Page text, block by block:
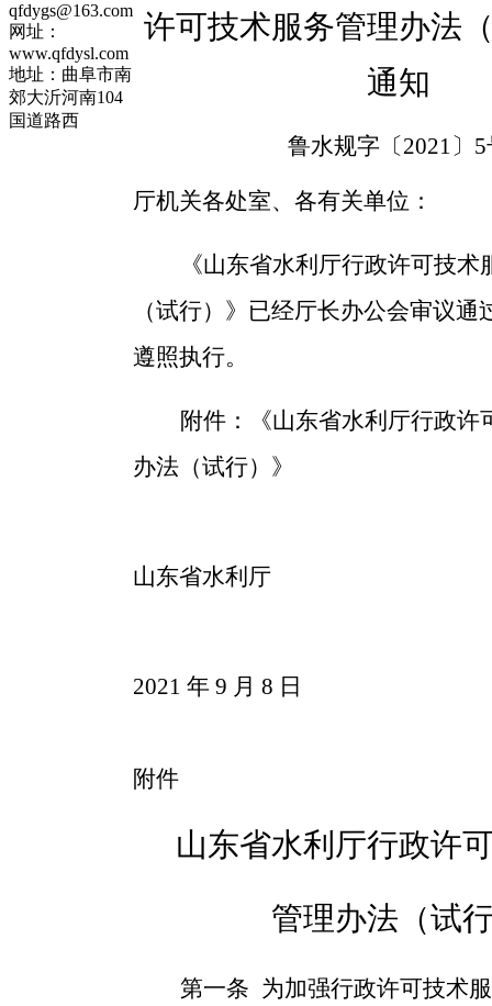
qfdygs@163.com
网址：
www.qfdysl.com
地址：曲阜市南
郊大沂河南104
国道路西
许可技术服务管理办法
通知
鲁水规字〔2021〕 5
厅机关各处室、各有关单位：
《山东省水利厅行政许可技术
（试行）》已经厅长办公会审议通
遵照执行。
附件：《山东省水利厅行政许
办法（试行）》
山东省水利厅
2021 年 9 月 8 日
附件
山东省水利厅行政许
管理办法（试
第一条 为加强行政许可技术